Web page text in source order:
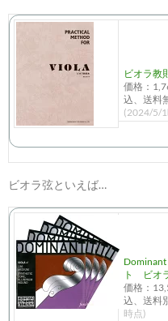
ビオラ教
価格：
込、送料
(2024/5/
ビオラ弦といえば…
ト ビオ
価格：
込、送料
時点)